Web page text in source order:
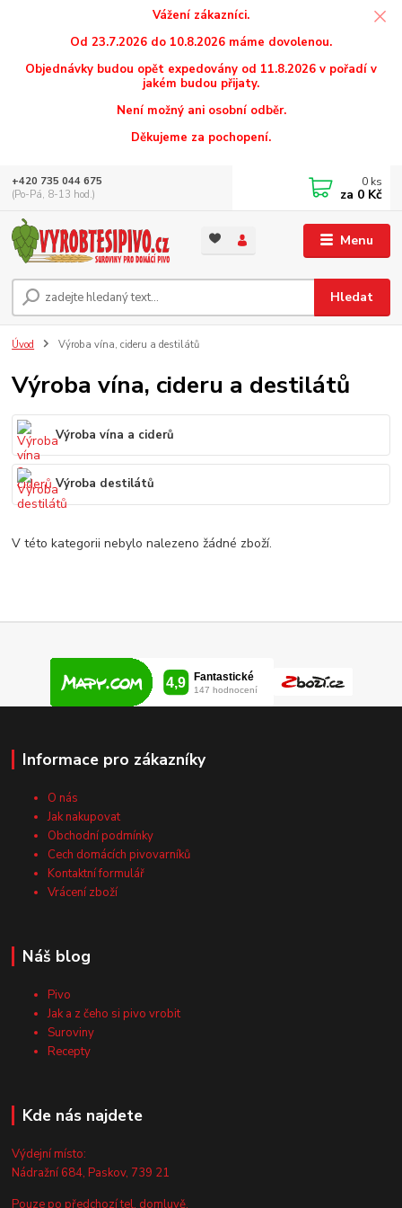
Vážení zákazníci.
Od 23.7.2026 do 10.8.2026 máme dovolenou.
Objednávky budou opět expedovány od 11.8.2026 v pořadí v
jakém budou přijaty.
Není možný ani osobní odběr.
Děkujeme za pochopení.
Menu
Hledat
+420 735 044 675
(Po-Pá, 8-13 hod.)
0 ks
za 0 Kč
Úvod Výroba vína, cideru a destilátů
Výroba vína, cideru a destilátů
Výroba vína a ciderů
Výroba destilátů
V této kategorii nebylo nalezeno žádné zboží.
Informace pro zákazníky
O nás
Jak nakupovat
Obchodní podmínky
Cech domácích pivovarníků
Kontaktní formulář
Vrácení zboží
Náš blog
Pivo
Jak a z čeho si pivo vrobit
Suroviny
Recepty
Kde nás najdete
Výdejní místo:
Nádražní 684, Paskov, 739 21
Pouze po předchozí tel. domluvě.